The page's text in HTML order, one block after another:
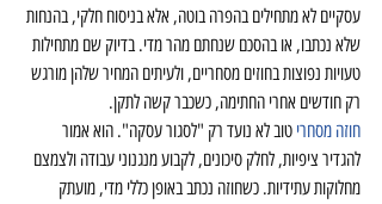
עסקיים לא מתחילים בהפרה בוטה, אלא בניסוח חלקי, בהנחות
שלא נכתבו, או בהסכם שנחתם מהר מדי. בדיוק שם מתחילות
טעויות נפוצות בחוזים מסחריים, ולעיתים המחיר שלהן מורגש
רק חודשים אחרי החתימה, כשכבר קשה לתקן.
חוזה מסחרי טוב לא נועד רק "לסגור עסקה". הוא אמור
להגדיר ציפיות, לחלק סיכונים, לקבוע מנגנוני עבודה ולצמצם
מחלוקות עתידיות. כשחוזה נכתב באופן כללי מדי, מועתק